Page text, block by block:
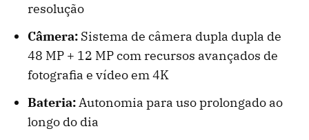
resolução
Câmera: Sistema de câmera dupla dupla de
48 MP + 12 MP com recursos avançados de
fotografia e vídeo em 4K
Bateria:Autonomia para uso prolongado ao
longo do dia